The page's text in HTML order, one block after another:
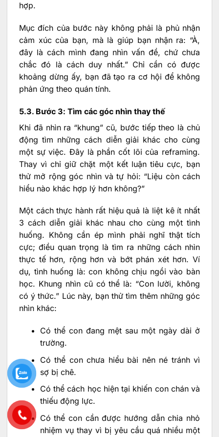
hợp.
Mục đích của bước này không phải là phủ nhận
cảm xúc của bạn, mà là giúp bạn nhận ra: “À,
đây là cách mình đang nhìn vấn đề, chứ chưa
chắc đó là cách duy nhất.” Chỉ cần có được
khoảng dừng ấy, bạn đã tạo ra cơ hội để không
phản ứng theo quán tính.
5.3. Bước 3: Tìm các góc nhìn thay thế
Khi đã nhìn ra “khung” cũ, bước tiếp theo là chủ
động tìm những cách diễn giải khác cho cùng
một sự việc. Đây là phần cốt lõi của reframing.
Thay vì chỉ giữ chặt một kết luận tiêu cực, bạn
thử mở rộng góc nhìn và tự hỏi: “Liệu còn cách
hiểu nào khác hợp lý hơn không?”
Một cách thực hành rất hiệu quả là liệt kê ít nhất
3 cách diễn giải khác nhau cho cùng một tình
huống. Không cần ép mình phải nghĩ thật tích
cực; điều quan trọng là tìm ra những cách nhìn
thực tế hơn, rộng hơn và bớt phán xét hơn. Ví
dụ, tình huống là: con không chịu ngồi vào bàn
học. Khung nhìn cũ có thể là: “Con lười, không
có ý thức.” Lúc này, bạn thử tìm thêm những góc
nhìn khác:
Có thể con đang mệt sau một ngày dài ở
trường.
Có thể con chưa hiểu bài nên né tránh vì
sợ bị chê.
Có thể cách học hiện tại khiến con chán và
thiếu động lực.
Có thể con cần được hướng dẫn chia nhỏ
nhiệm vụ thay vì bị yêu cầu quá nhiều một